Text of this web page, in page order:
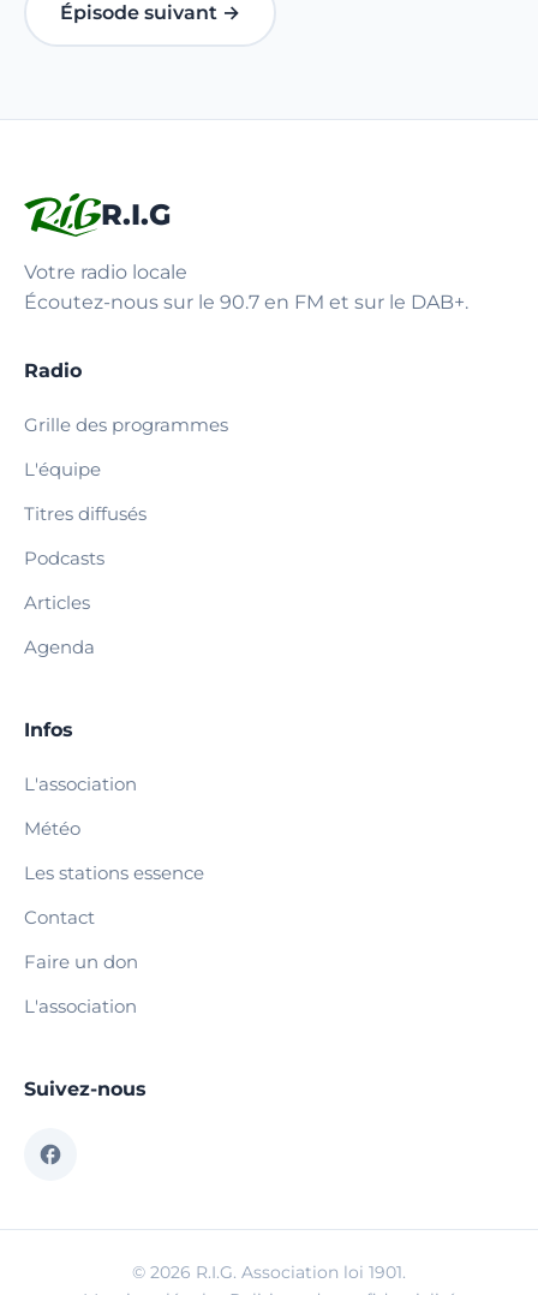
Épisode suivant →
R.I.G
Votre radio locale
Écoutez-nous sur le 90.7 en FM et sur le DAB+.
Radio
Grille des programmes
L'équipe
Titres diffusés
Podcasts
Articles
Agenda
Infos
L'association
Météo
Les stations essence
Contact
Faire un don
L'association
Suivez-nous
© 2026 R.I.G. Association loi 1901.